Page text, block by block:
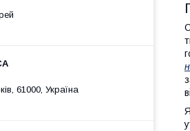
61000, Україна